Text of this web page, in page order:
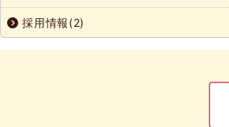
採用情報(2)